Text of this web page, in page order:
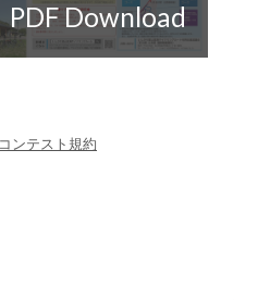
PDF Download
ンテスト規約